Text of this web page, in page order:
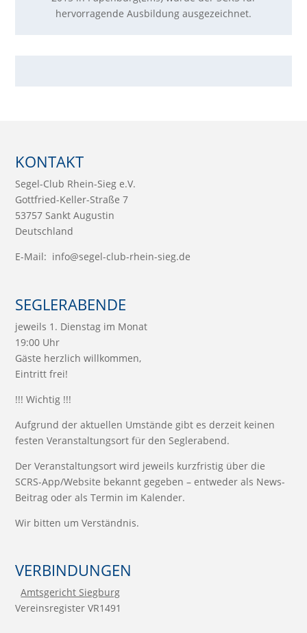
hervorragende Ausbildung ausgezeichnet.
KONTAKT
Segel-Club Rhein-Sieg e.V.
Gottfried-Keller-Straße 7
53757 Sankt Augustin
Deutschland
E-Mail: info@segel-club-rhein-sieg.de
SEGLERABENDE
jeweils 1. Dienstag im Monat
19:00 Uhr
Gäste herzlich willkommen,
Eintritt frei!
!!! Wichtig !!!
Aufgrund der aktuellen Umstände gibt es derzeit keinen
festen Veranstaltungsort für den Seglerabend.
Der Veranstaltungsort wird jeweils kurzfristig über die
SCRS-App/Website bekannt gegeben – entweder als News-
Beitrag oder als Termin im Kalender.
Wir bitten um Verständnis.
VERBINDUNGEN
Amtsgericht Siegburg
Vereinsregister VR1491